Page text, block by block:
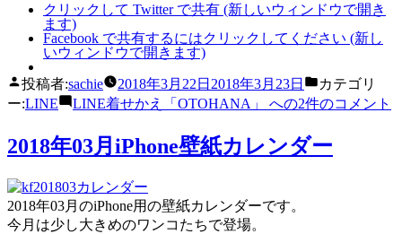
クリックして Twitter で共有 (新しいウィンドウで開き
ます)
Facebook で共有するにはクリックしてください (新し
いウィンドウで開きます)
投稿者:sachie 2018年3月22日 2018年3月23日
カテゴリ
ー:LINE LINE着せかえ「OTOHANA」 への2件のコメント
2018年03月iPhone壁紙カレンダー
2018年03月のiPhone用の壁紙カレンダーです。
今月は少し大きめのワンコたちで登場。